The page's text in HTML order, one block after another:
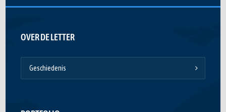
OVER DE LETTER
Geschiedenis